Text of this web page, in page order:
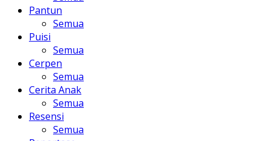
Pantun
Semua
Puisi
Semua
Cerpen
Semua
Cerita Anak
Semua
Resensi
Semua